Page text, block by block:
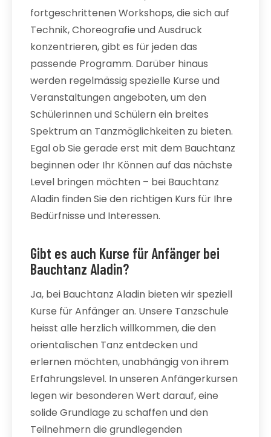
fortgeschrittenen Workshops, die sich auf
Technik, Choreografie und Ausdruck
konzentrieren, gibt es für jeden das
passende Programm. Darüber hinaus
werden regelmässig spezielle Kurse und
Veranstaltungen angeboten, um den
Schülerinnen und Schülern ein breites
Spektrum an Tanzmöglichkeiten zu bieten.
Egal ob Sie gerade erst mit dem Bauchtanz
beginnen oder Ihr Können auf das nächste
Level bringen möchten – bei Bauchtanz
Aladin finden Sie den richtigen Kurs für Ihre
Bedürfnisse und Interessen.
Gibt es auch Kurse für Anfänger bei
Bauchtanz Aladin?
Ja, bei Bauchtanz Aladin bieten wir speziell
Kurse für Anfänger an. Unsere Tanzschule
heisst alle herzlich willkommen, die den
orientalischen Tanz entdecken und
erlernen möchten, unabhängig von ihrem
Erfahrungslevel. In unseren Anfängerkursen
legen wir besonderen Wert darauf, eine
solide Grundlage zu schaffen und den
Teilnehmern die grundlegenden